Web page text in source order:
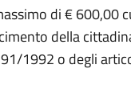
di € 600,00
della
1992 o degli